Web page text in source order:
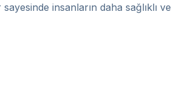
insanların daha sağlıklı